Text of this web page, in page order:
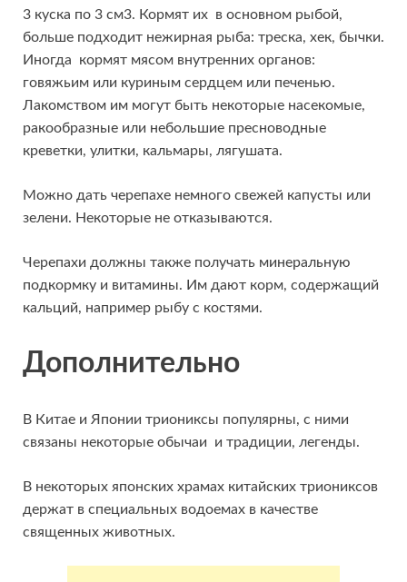
3 куска по 3 см3. Кормят их в основном рыбой,
больше подходит нежирная рыба: треска, хек, бычки.
Иногда кормят мясом внутренних органов:
говяжьим или куриным сердцем или печенью.
Лакомством им могут быть некоторые насекомые,
ракообразные или небольшие пресноводные
креветки, улитки, кальмары, лягушата.
Можно дать черепахе немного свежей капусты или
зелени. Некоторые не отказываются.
Черепахи должны также получать минеральную
подкормку и витамины. Им дают корм, содержащий
кальций, например рыбу с костями.
Дополнительно
В Китае и Японии триониксы популярны, с ними
связаны некоторые обычаи и традиции, легенды.
В некоторых японских храмах китайских триониксов
держат в специальных водоемах в качестве
священных животных.